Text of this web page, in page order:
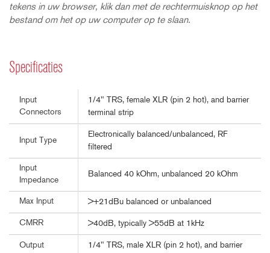
tekens in uw browser, klik dan met de rechtermuisknop op het
bestand om het op uw computer op te slaan.
Specificaties
Input
Connectors
1/4" TRS, female XLR (pin 2 hot), and barrier
terminal strip
Input Type
Electronically balanced/unbalanced, RF
filtered
Input
Impedance
Balanced 40 kOhm, unbalanced 20 kOhm
Max Input >+21dBu balanced or unbalanced
CMRR >40dB, typically >55dB at 1kHz
Output
1/4" TRS, male XLR (pin 2 hot), and barrier